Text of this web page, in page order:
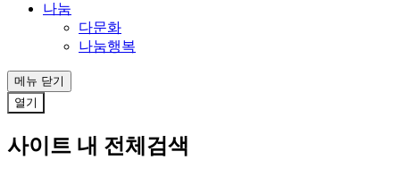
나눔
다문화
나눔행복
메뉴 닫기
열기
사이트 내 전체검색